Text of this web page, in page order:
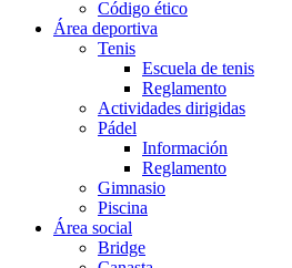
Código ético
Área deportiva
Tenis
Escuela de tenis
Reglamento
Actividades dirigidas
Pádel
Información
Reglamento
Gimnasio
Piscina
Área social
Bridge